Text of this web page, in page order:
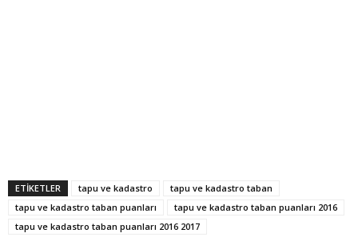
ETİKETLER tapu ve kadastro
tapu ve kadastro taban
tapu ve kadastro taban puanları
tapu ve kadastro taban puanları 2016
tapu ve kadastro taban puanları 2016 2017